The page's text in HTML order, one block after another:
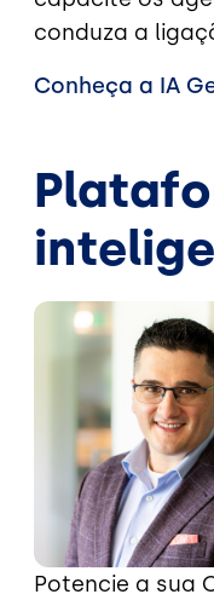
conduza a
Conheça a IA
Potencie a sua